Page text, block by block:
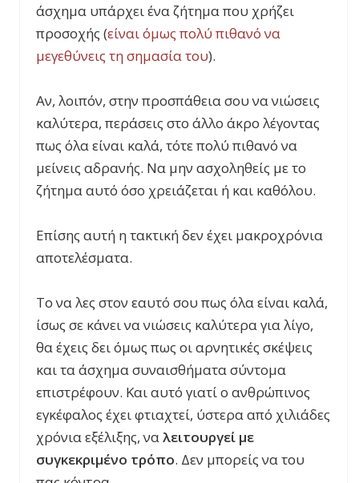
άσχημα υπάρχει ένα ζήτημα που χρήζει
προσοχής (είναι όμως πολύ πιθανό να
μεγεθύνεις τη σημασία του).
Αν, λοιπόν, στην προσπάθεια σου να νιώσεις
καλύτερα, περάσεις στο άλλο άκρο λέγοντας
πως όλα είναι καλά, τότε πολύ πιθανό να
μείνεις αδρανής. Να μην ασχοληθείς με το
ζήτημα αυτό όσο χρειάζεται ή και καθόλου.
Επίσης αυτή η τακτική δεν έχει μακροχρόνια
αποτελέσματα.
Το να λες στον εαυτό σου πως όλα είναι καλά,
ίσως σε κάνει να νιώσεις καλύτερα για λίγο,
θα έχεις δει όμως πως οι αρνητικές σκέψεις
και τα άσχημα συναισθήματα σύντομα
επιστρέφουν. Και αυτό γιατί ο ανθρώπινος
εγκέφαλος έχει φτιαχτεί, ύστερα από χιλιάδες
χρόνια εξέλιξης, ναλειτουργεί με
συγκεκριμένο τρόπο. Δεν μπορείς να του